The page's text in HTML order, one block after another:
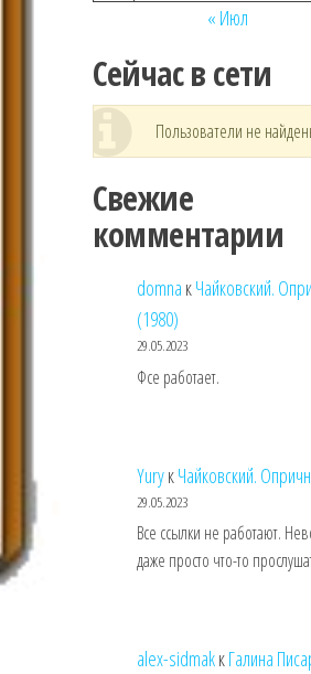
« Июл
Сейчас в сети
Пользователи не
Свежие
комментарии
domna кЧайковский.
(1980)
29.05.2023
Фсе работает.
YuryкЧайковский.
29.05.2023
Все ссылки не работают.
даже просто что-то
alex-sidmakкГалина